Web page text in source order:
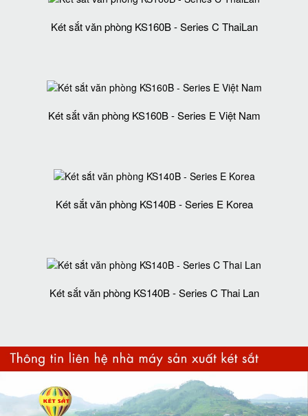
Két sắt văn phòng KS160B - Series C ThaiLan
Két sắt văn phòng KS160B - Series E Việt Nam
Két sắt văn phòng KS140B - Series E Korea
Két sắt văn phòng KS140B - Series C Thai Lan